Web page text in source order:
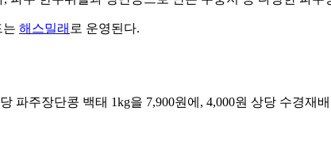
는 해스밀래 로 운영된다.
주장단콩 백태 1kg을 7,900원에, 4,000원 상당 수경재